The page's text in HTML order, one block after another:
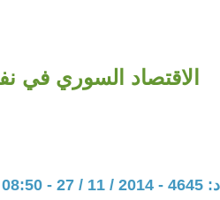
الاقتصاد السوري في